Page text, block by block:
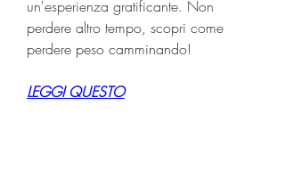
un'esperienza gratificante. Non
perdere altro tempo, scopri come
perdere peso camminando!
LEGGI QUESTO